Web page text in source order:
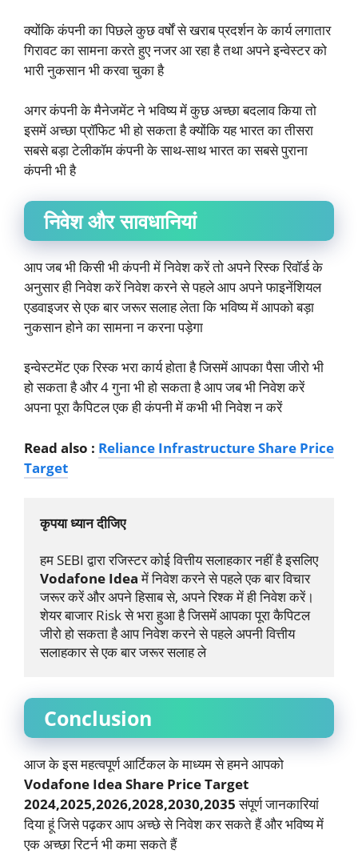
क्योंकि कंपनी का पिछले कुछ वर्षों से खराब प्रदर्शन के कार्य लगातार
गिरावट का सामना करते हुए नजर आ रहा है तथा अपने इन्वेस्टर को
भारी नुकसान भी करवा चुका है
अगर कंपनी के मैनेजमेंट ने भविष्य में कुछ अच्छा बदलाव किया तो
इसमें अच्छा प्रॉफिट भी हो सकता है क्योंकि यह भारत का तीसरा
सबसे बड़ा टेलीकॉम कंपनी के साथ-साथ भारत का सबसे पुराना
कंपनी भी है
निवेश और सावधानियां
आप जब भी किसी भी कंपनी में निवेश करें तो अपने रिस्क रिवॉर्ड के
अनुसार ही निवेश करें निवेश करने से पहले आप अपने फाइनेंशियल
एडवाइजर से एक बार जरूर सलाह लेता कि भविष्य में आपको बड़ा
नुकसान होने का सामना न करना पड़ेगा
इन्वेस्टमेंट एक रिस्क भरा कार्य होता है जिसमें आपका पैसा जीरो भी
हो सकता है और 4 गुना भी हो सकता है आप जब भी निवेश करें
अपना पूरा कैपिटल एक ही कंपनी में कभी भी निवेश न करें
Read also : Reliance Infrastructure Share Price
Target
कृपया ध्यान दीजिए
हम SEBI द्वारा रजिस्टर कोई वित्तीय सलाहकार नहीं है इसलिए
Vodafone Idea में निवेश करने से पहले एक बार विचार
जरूर करें और अपने हिसाब से, अपने रिश्क में ही निवेश करें।
शेयर बाजार Risk से भरा हुआ है जिसमें आपका पूरा कैपिटल
जीरो हो सकता है आप निवेश करने से पहले अपनी वित्तीय
सलाहकार से एक बार जरूर सलाह ले
Conclusion
आज के इस महत्वपूर्ण आर्टिकल के माध्यम से हमने आपको
Vodafone Idea Share Price Target
2024,2025,2026,2028,2030,2035संपूर्ण जानकारियां
दिया हूं जिसे पढ़कर आप अच्छे से निवेश कर सकते हैं और भविष्य में
एक अच्छा रिटर्न भी कमा सकते हैं